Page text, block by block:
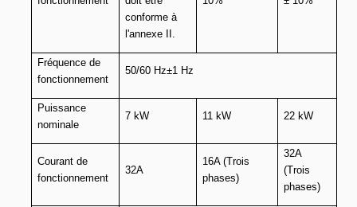
conforme à
l'annexe II.
Fréquence de
fonctionnement
50/60 Hz±1 Hz
Puissance
nominale
7 kW 11 kW 22 kW
Courant de
fonctionnement
32A
16A (Trois
phases)
32A
(Trois
phases)